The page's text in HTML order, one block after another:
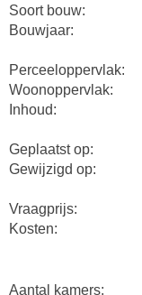
Soort bouw:
Bouwjaar:
Perceeloppervlak:
Woonoppervlak:
Inhoud:
Geplaatst op:
Gewijzigd op:
Vraagprijs:
Kosten:
Aantal kamers: